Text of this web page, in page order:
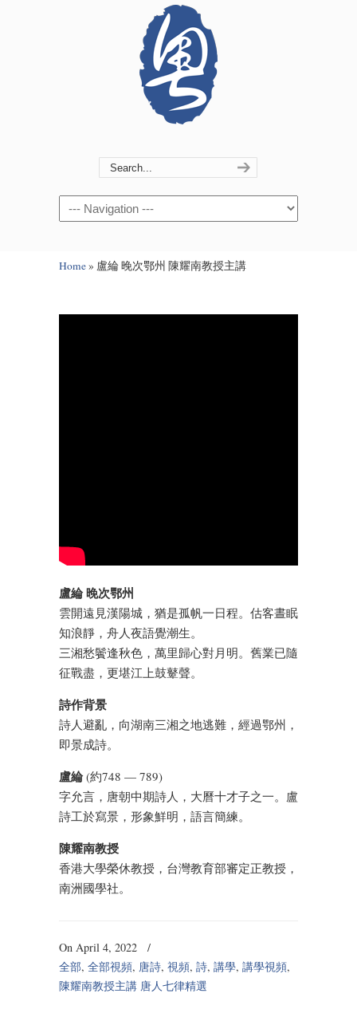
Navigation
Home» 盧綸 晚次鄂州 陳耀南教授主講
盧綸 晚次鄂州
雲開遠見漢陽城，猶是孤帆一日程。估客晝眠
知浪靜，舟人夜語覺潮生。
三湘愁鬢逢秋色，萬里歸心對月明。舊業已隨
征戰盡，更堪江上鼓鼙聲。
詩作背景
詩人避亂，向湖南三湘之地逃難，經過鄂州，
即景成詩。
盧綸(約748 — 789)
字允言，唐朝中期詩人，大曆十才子之一。盧
詩工於寫景，形象鮮明，語言簡練。
陳耀南教授
香港大學榮休教授，台灣教育部審定正教授，
南洲國學社。
On April 4, 2022
/
全部, 全部視頻, 唐詩, 視頻, 詩, 講學, 講學視頻,
陳耀南教授主講 唐人七律精選